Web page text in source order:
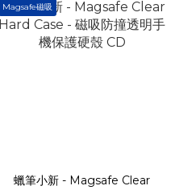
Magsafe磁吸
蠟筆小新 - Magsafe Clear